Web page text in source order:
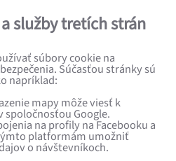
služby tretích strán
súbory cookie na
Súčasťou stránky sú
napríklad:
mapy môže viesť k
spoločnosťou Google.
na profily na Facebooku a
platformám umožniť
o návštevníkoch.